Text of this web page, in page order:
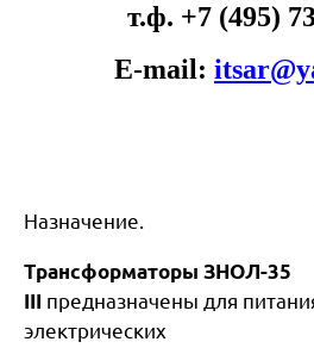
т.ф. +7 (495)
E-mail:
Назначение.
Трансформаторы ЗНОЛ-35
III предназначены для
электрических